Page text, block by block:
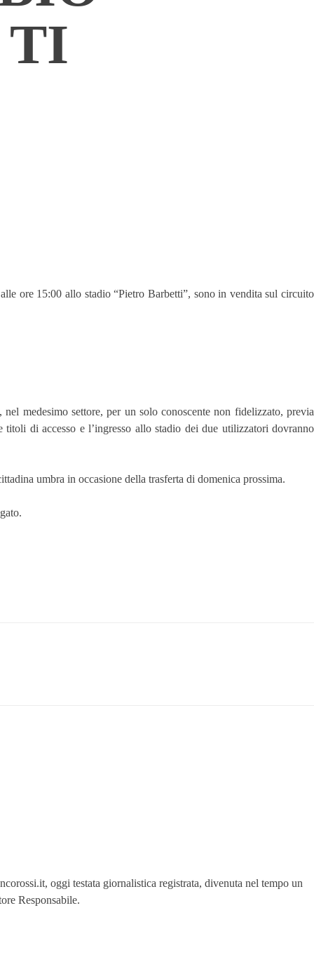
TI
ore 15:00 allo stadio “Pietro Barbetti”, sono in vendita sul circuito
medesimo settore, per un solo conoscente non fidelizzato, previa
di accesso e l’ingresso allo stadio dei due utilizzatori dovranno
umbra in occasione della trasferta di domenica prossima.
oggi testata giornalistica registrata, divenuta nel tempo un
Responsabile.